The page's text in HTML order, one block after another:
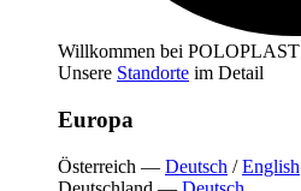
Willkommen bei POLOPLAST
Unsere Standorte im Detail
Europa
Österreich — Deutsch /English